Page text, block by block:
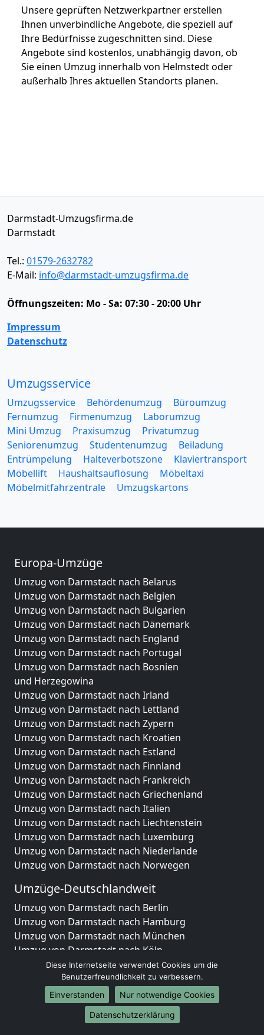
Unsere geprüften Netzwerkpartner erstellen
Ihnen unverbindliche Angebote, die speziell auf
Ihre Bedürfnisse zugeschnitten sind. Diese
Angebote sind kostenlos, unabhängig davon, ob
Sie einen Umzug innerhalb von Helmstedt oder
außerhalb Ihres aktuellen Standorts planen.
Darmstadt-Umzugsfirma.de
Darmstadt
Tel.: 01579-2632782
E-Mail: info@darmstadt-umzugsfirma.de
Öffnungszeiten: Mo - Sa: 07:30 - 20:00 Uhr
Impressum
Datenschutz
Umzugsservice
Umzugsservice Behördenumzug
Büroumzug
Fernumzug
Firmenumzug
Laborumzug
Mini Umzug
Praxisumzug
Privatumzug
Seniorenumzug
Studentenumzug
Beiladung
Entrümpelung
Halteverbotszone
Klaviertransport
Möbellift
Haushaltsauflösung
Möbeltaxi
Möbelmitfahrzentrale
Umzugskartons
Europa-Umzüge
Umzug von Darmstadt nach Belarus
Umzug von Darmstadt nach Belgien
Umzug von Darmstadt nach Bulgarien
Umzug von Darmstadt nach Dänemark
Umzug von Darmstadt nach England
Umzug von Darmstadt nach Portugal
Umzug von Darmstadt nach Bosnien
und Herzegowina
Umzug von Darmstadt nach Irland
Umzug von Darmstadt nach Lettland
Umzug von Darmstadt nach Zypern
Umzug von Darmstadt nach Kroatien
Umzug von Darmstadt nach Estland
Umzug von Darmstadt nach Finnland
Umzug von Darmstadt nach Frankreich
Umzug von Darmstadt nach Griechenland
Umzug von Darmstadt nach Italien
Umzug von Darmstadt nach Liechtenstein
Umzug von Darmstadt nach Luxemburg
Umzug von Darmstadt nach Niederlande
Umzug von Darmstadt nach Norwegen
Umzüge-Deutschlandweit
Umzug von Darmstadt nach Berlin
Umzug von Darmstadt nach Hamburg
Umzug von Darmstadt nach München
Umzug von Darmstadt nach Köln
Umzug von Darmstadt nach Frankfurt am Main
Umzug von Darmstadt nach Stuttgart
Umzug von Darmstadt nach Düsseldorf
Umzug von Darmstadt nach Leipzig
Umzug von Darmstadt nach Dortmund
Diese Internetseite verwendet Cookies um die
Benutzerfreundlichkeit zu verbessern.
Einverstanden
Nur notwendige Cookies
Datenschutzerklärung